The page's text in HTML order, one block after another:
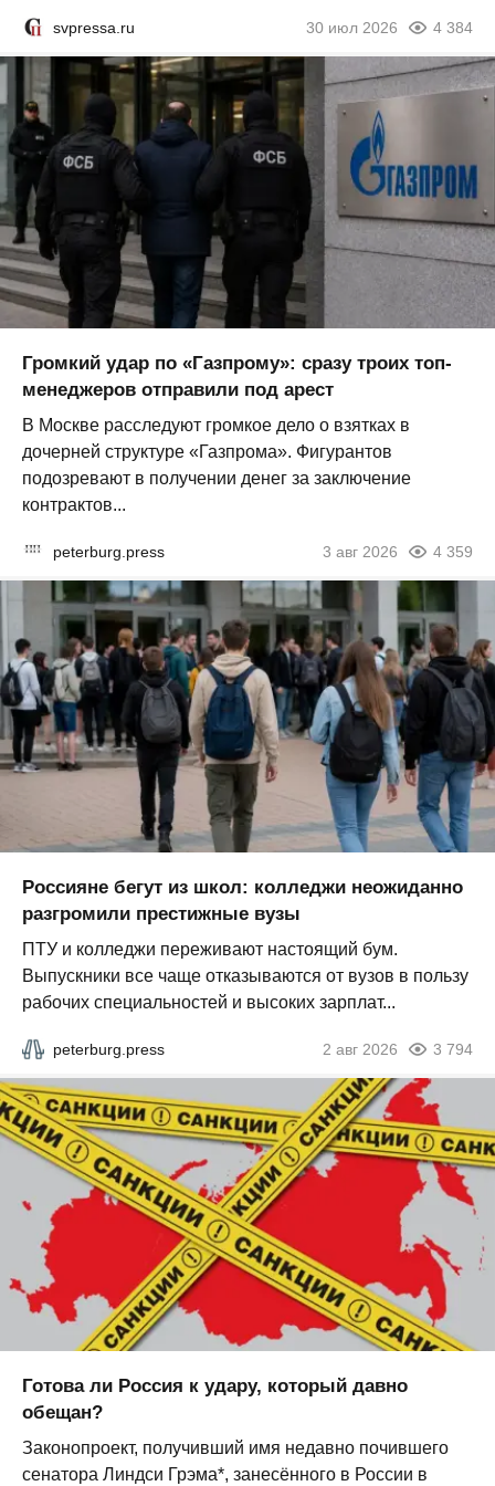
svpressa.ru 30 июл 2026 4 384
Громкий удар по «Газпрому»: сразу троих топ-
менеджеров отправили под арест
В Москве расследуют громкое дело о взятках в
дочерней структуре «Газпрома». Фигурантов
подозревают в получении денег за заключение
контрактов...
peterburg.press 3 авг 2026 4 359
Россияне бегут из школ: колледжи неожиданно
разгромили престижные вузы
ПТУ и колледжи переживают настоящий бум.
Выпускники все чаще отказываются от вузов в пользу
рабочих специальностей и высоких зарплат...
peterburg.press 2 авг 2026 3 794
Готова ли Россия к удару, который давно
обещан?
Законопроект, получивший имя недавно почившего
сенатора Линдси Грэма*, занесённого в России в